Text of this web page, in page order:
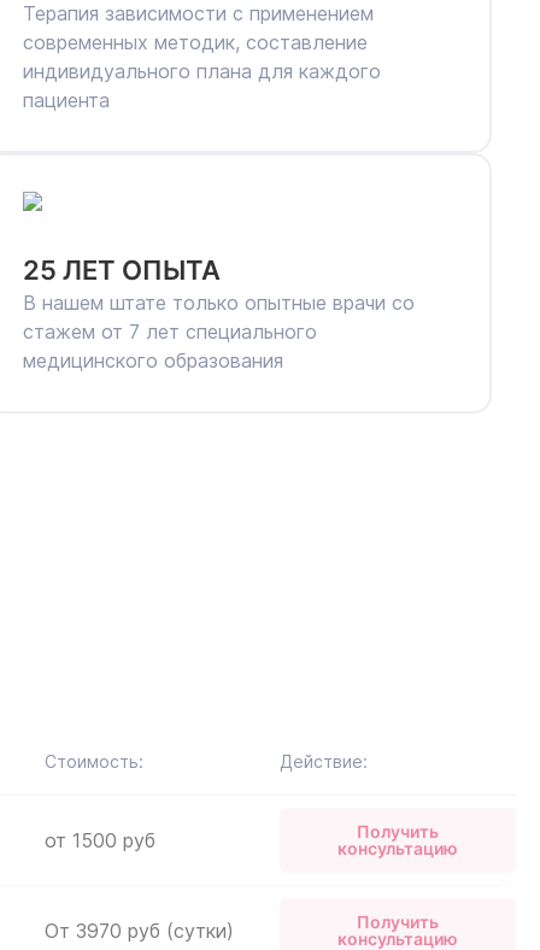
Терапия зависимости с применением
современных методик, составление
индивидуального плана для каждого
пациента
25 ЛЕТ ОПЫТА
В нашем штате только опытные врачи со
стажем от 7 лет специального
медицинского образования
Стоимость: Действие:
от 1500 руб
Получить
консультацию
От 3970 руб (сутки)
Получить
консультацию